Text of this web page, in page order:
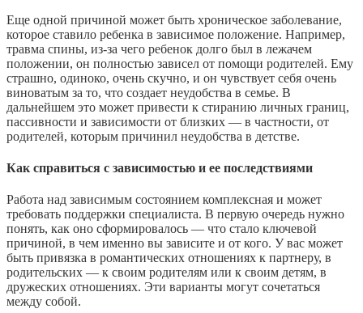
Еще одной причиной может быть хроническое заболевание,
которое ставило ребенка в зависимое положение. Например,
травма спины, из-за чего ребенок долго был в лежачем
положении, он полностью зависел от помощи родителей. Ему
страшно, одиноко, очень скучно, и он чувствует себя очень
виноватым за то, что создает неудобства в семье. В
дальнейшем это может привести к стиранию личных границ,
пассивности и зависимости от близких — в частности, от
родителей, которым причинил неудобства в детстве.
Как справиться с зависимостью и ее последствиями
Работа над зависимым состоянием комплексная и может
требовать поддержки специалиста. В первую очередь нужно
понять, как оно сформировалось — что стало ключевой
причиной, в чем именно вы зависите и от кого. У вас может
быть привязка в романтических отношениях к партнеру, в
родительских — к своим родителям или к своим детям, в
дружеских отношениях. Эти варианты могут сочетаться
между собой.